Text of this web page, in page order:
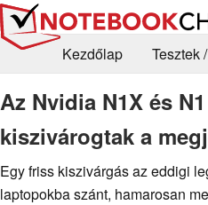
Kezdőlap
Tesztek
Az Nvidia N1X és
kiszivárogtak a
Egy friss kiszivárgás az eddigi
laptopokba szánt, hamarosan